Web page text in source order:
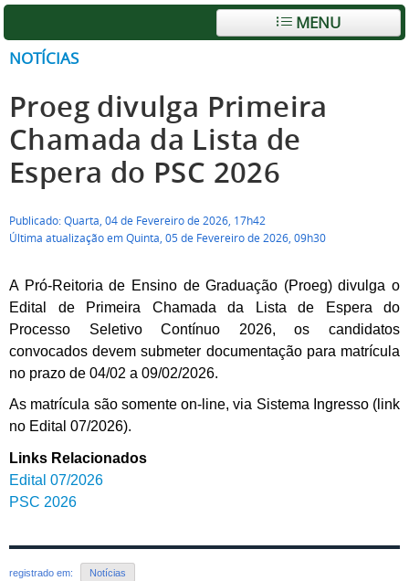
MENU
NOTÍCIAS
Proeg divulga Primeira
Chamada da Lista de
Espera do PSC 2026
Publicado: Quarta, 04 de Fevereiro de 2026, 17h42
Última atualização em Quinta, 05 de Fevereiro de 2026, 09h30
A Pró-Reitoria de Ensino de Graduação (Proeg) divulga o
Edital de Primeira Chamada da Lista de Espera do
Processo Seletivo Contínuo 2026, os candidatos
convocados devem submeter documentação para matrícula
no prazo de 04/02 a 09/02/2026.
As matrícula são somente on-line, via Sistema Ingresso (link
no Edital 07/2026).
Links Relacionados
Edital 07/2026
PSC 2026
registrado em: Notícias